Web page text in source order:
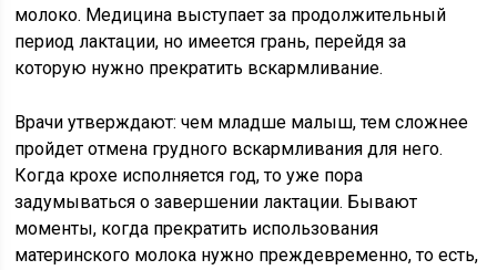
молоко. Медицина выступает за продолжительный
период лактации, но имеется грань, перейдя за
которую нужно прекратить вскармливание.
Врачи утверждают: чем младше малыш, тем сложнее
пройдет отмена грудного вскармливания для него.
Когда крохе исполняется год, то уже пора
задумываться о завершении лактации. Бывают
моменты, когда прекратить использования
материнского молока нужно преждевременно, то есть,